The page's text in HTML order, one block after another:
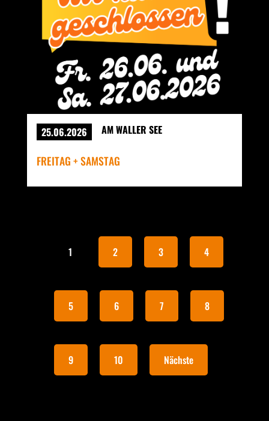
25.06.2026 AM WALLER SEE
FREITAG + SAMSTAG
1 2 3 4
5 6 7 8
9 10 Nächste